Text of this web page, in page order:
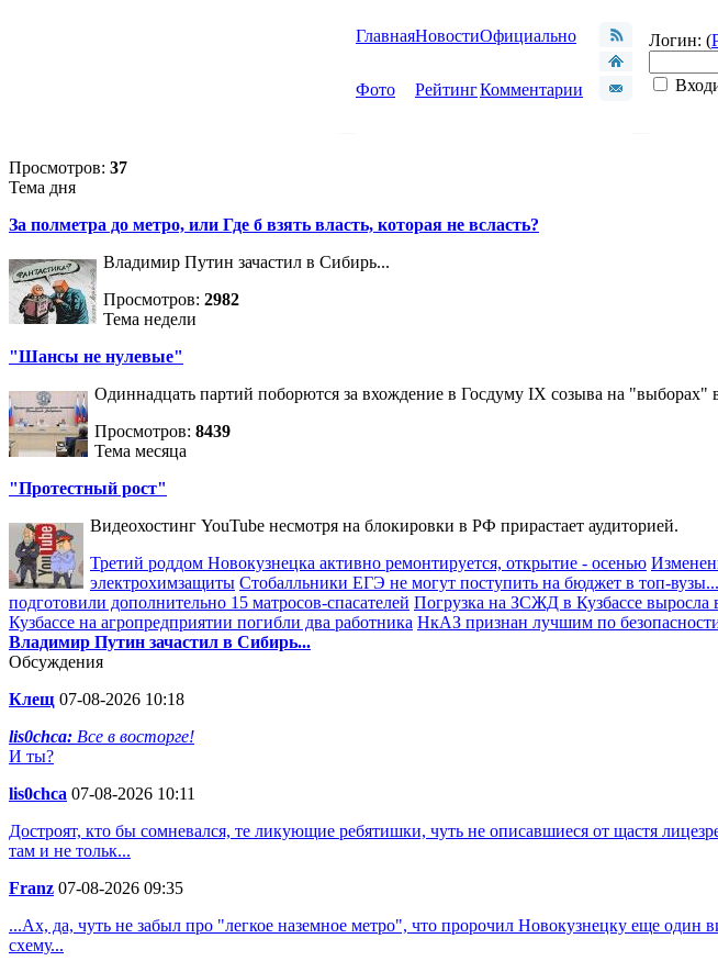
ГлавнаяНовостиОфициально
Фото РейтингКомментарии
Логин: (
Просмотров: 37
Тема дня
За полметра до метро, или Где б взять власть, которая не всласть?
Владимир Путин зачастил в Сибирь...
Просмотров: 2982
Тема недели
"Шансы не нулевые"
Одиннадцать партий поборются за вхождение в Госдуму IX созыва на
Просмотров: 8439
Тема месяца
"Протестный рост"
Видеохостинг YouTube несмотря на блокировки в РФ прирастает аудиторией.
Третий роддом Новокузнецка активно ремонтируется, открытие - осенью
электрохимзащиты Стобалльники ЕГЭ не могут поступить на бюджет в топ-вузы...
подготовили дополнительно 15 матросов-спасателей Погрузка на ЗСЖД в Кузбассе выросла
Кузбассе на агропредприятии погибли два работника НкАЗ признан лучшим по
Владимир Путин зачастил в Сибирь...
Обсуждения
Клещ 07-08-2026 10:18
lis0chca: Все в восторге!
И ты?
lis0chca 07-08-2026 10:11
Достроят, кто бы сомневался, те ликующие ребятишки, чуть не описавшиеся от щастя
там и не тольк...
Franz 07-08-2026 09:35
...Ах, да, чуть не забыл про "легкое наземное метро", что пророчил Новокузнецку еще
схему...